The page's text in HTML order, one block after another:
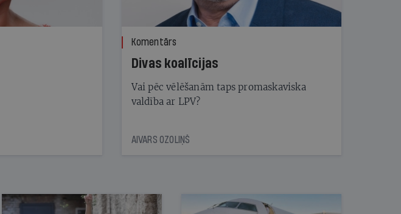
Komentārs
Divas koalīcijas
Vai pēc vēlēšanām taps promaskaviska
valdība ar LPV?
AIVARS OZOLIŅŠ